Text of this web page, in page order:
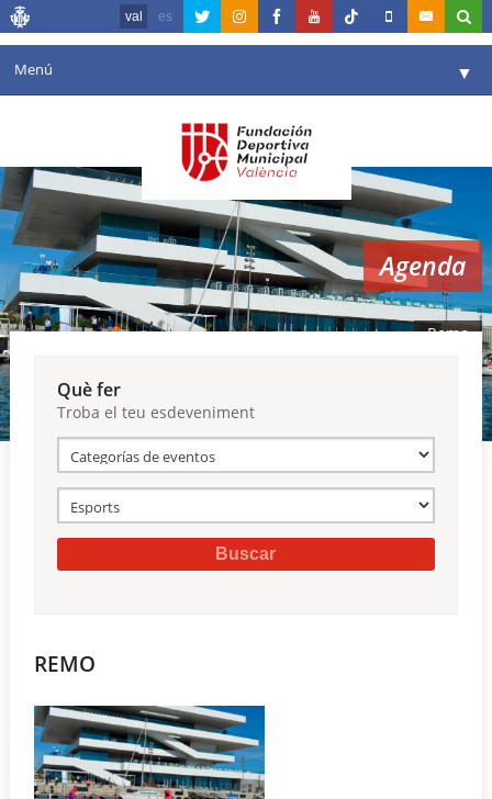
val es
Menú ▼
Agenda
Instal·lacions
Comunicació ▼
València en esport ▼
Reserves
Agenda
Remo
Què fer
Troba el teu esdeveniment
REMO